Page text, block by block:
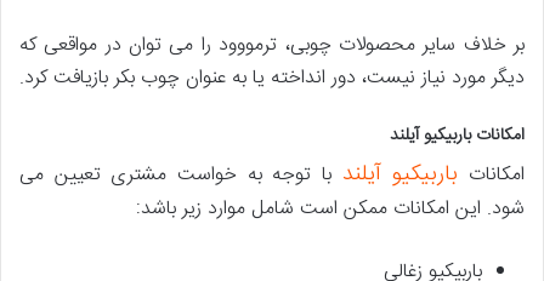
بر خلاف سایر محصولات چوبی، ترمووود را می توان در مواقعی که
دیگر مورد نیاز نیست، دور انداخته یا به عنوان چوب بکر بازیافت کرد.
امکانات باربیکیو آیلند
امکانات باربیکیو آیلند با توجه به خواست مشتری تعیین می
شود. این امکانات ممکن است شامل موارد زیر باشد:
باربیکیو زغالی